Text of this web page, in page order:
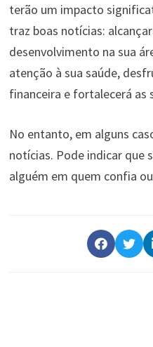
terão um impacto
traz boas notícias:
desenvolvimento na sua
atenção à sua saúde,
financeira e fortalecerá as
No entanto, em alguns
notícias. Pode indicar que
alguém em quem confia